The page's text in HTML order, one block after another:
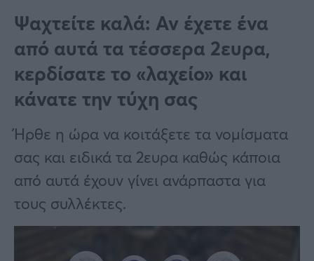
Πολιτική
Τράπεζες
Επιδοτήσεις
Κόσμος
Lifestyle
Αθλητικά
Υγεία
Γυναίκα
Ψαχτείτε καλά: Αν έχετε ένα
από αυτά τα τέσσερα 2ευρα,
κερδίσατε το «λαχείο» και
κάνατε την τύχη σας
Ήρθε η ώρα να κοιτάξετε τα νομίσματα
σας και ειδικά τα 2ευρα καθώς κάποια
από αυτά έχουν γίνει ανάρπαστα για
τους συλλέκτες.